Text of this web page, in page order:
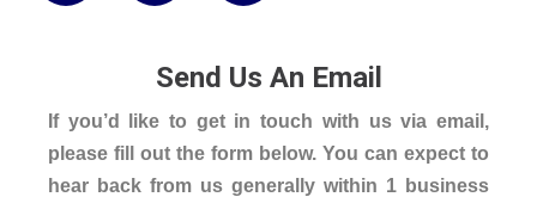
Send Us An Email
If you’d like to get in touch with us via email,
please fill out the form below. You can expect to
hear back from us generally within 1 business